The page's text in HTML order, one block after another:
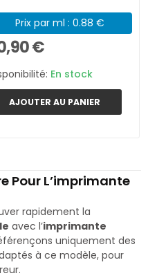
Prix par ml : 0.88 €
€
En stock
AJOUTER AU PANIER
Pour L’imprimante
rapidement la
avec l’imprimante
uniquement des
à ce modèle, pour